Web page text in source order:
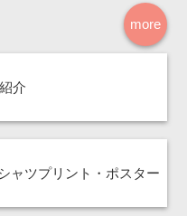
more
介
ャツプリント・ポスター